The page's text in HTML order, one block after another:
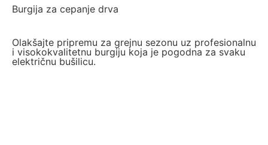
Burgija za cepanje drva
Olakšajte pripremu za grejnu sezonu uz profesionalnu
i visokokvalitetnu burgiju koja je pogodna za svaku
električnu bušilicu.